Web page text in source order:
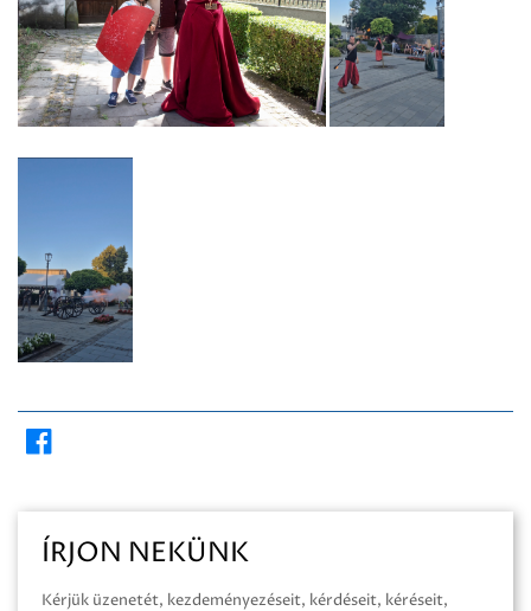
ÍRJON NEKÜNK
Kérjük üzenetét, kezdeményezéseit, kérdéseit, kéréseit,